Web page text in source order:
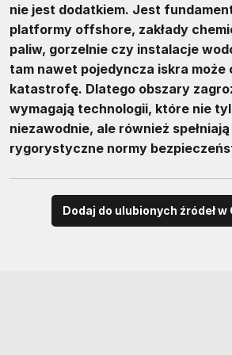
nie jest dodatkiem. Jest
platformy offshore, zakłady
paliw, gorzelnie czy instalacje
tam nawet pojedyncza iskra może
katastrofę. Dlatego obszary
wymagają technologii, które nie
niezawodnie, ale również
rygorystyczne normy
Dodaj do ulubionych źródeł w